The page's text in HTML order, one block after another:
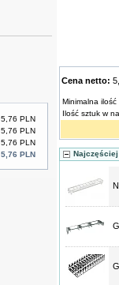
5,76 PLN
5,76 PLN
5,76 PLN
5,76 PLN
Cena netto:
Minimalna
Ilość sztuk w